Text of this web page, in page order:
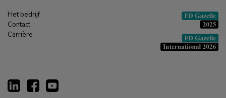
Het bedrijf
Contact
Carrière